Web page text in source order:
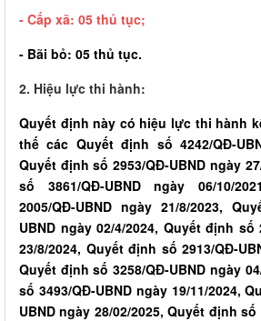
- Cấp xã: 05 thủ tục;
- Bãi bỏ: 05 thủ tục.
2. Hiệu lực thi hành:
Quyết định này có hiệu lực thi hành
thế các Quyết định số 4242/QĐ-
Quyết định số 2953/QĐ-UBND ngày
số 3861/QĐ-UBND ngày 06/10/
2005/QĐ-UBND ngày 21/8/2023,
UBND ngày 02/4/2024, Quyết định số
23/8/2024, Quyết định số 2913/QĐ-
Quyết định số 3258/QĐ-UBND ngày
số 3493/QĐ-UBND ngày 19/11/2024,
UBND ngày 28/02/2025, Quyết định